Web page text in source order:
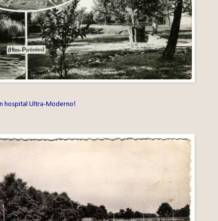
hospital Ultra-Moderno!